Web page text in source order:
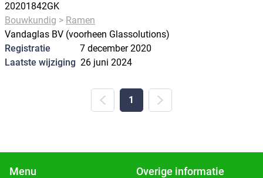
20201842GK
Bouwkundig
Ramen
Vandaglas BV (voorheen Glassolutions)
Registratie
7 december 2020
Laatste wijziging 26 juni 2024
1
Menu Overige informatie